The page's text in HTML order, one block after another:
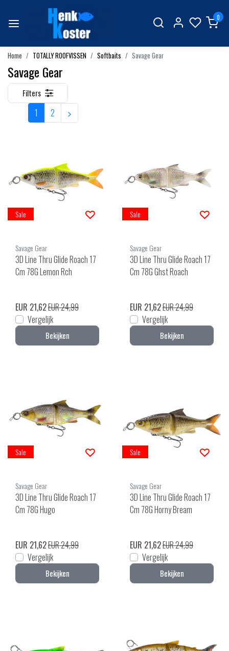
0
Home TOTALLY ROOFVISSEN Softbaits Savage Gear
Savage Gear
Filters
1 2
Sale
Savage Gear
3D Line Thru Glide Roach 17
Cm 78G Lemon Rch
EUR 21,62EUR 24,99
Vergelijk
Bekijken
Sale
Savage Gear
3D Line Thru Glide Roach 17
Cm 78G Ghst Roach
EUR 21,62EUR 24,99
Vergelijk
Bekijken
Sale
Savage Gear
3D Line Thru Glide Roach 17
Cm 78G Hugo
EUR 21,62EUR 24,99
Vergelijk
Bekijken
Sale
Savage Gear
3D Line Thru Glide Roach 17
Cm 78G Horny Bream
EUR 21,62EUR 24,99
Vergelijk
Bekijken